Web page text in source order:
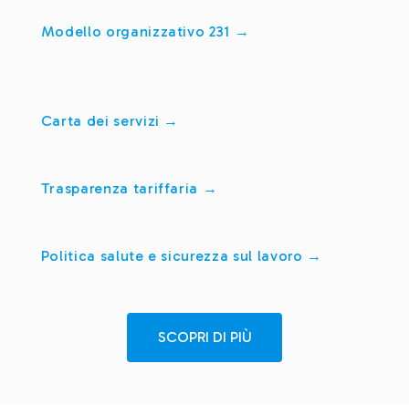
Modello organizzativo 231 →
Carta dei servizi →
Trasparenza tariffaria →
Politica salute e sicurezza sul lavoro →
SCOPRI DI PIÙ